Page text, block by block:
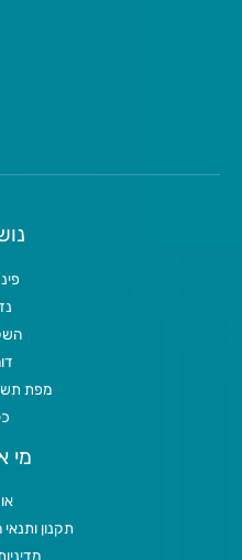
מפת
מי
תקנון